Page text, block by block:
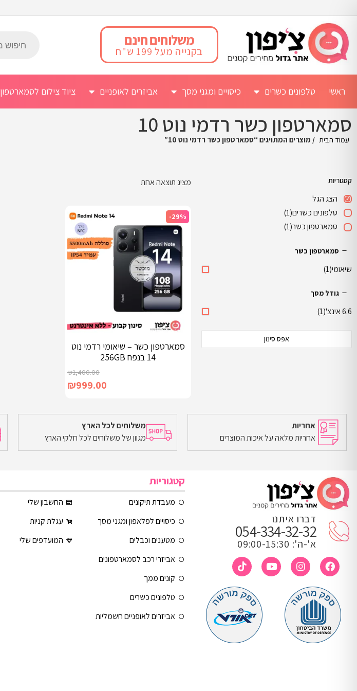
משלוחים חינם
בקנייה מעל 199 ש"ח
ראשי טלפונים כשרים כיסויים ומגני מסך אביזרים לאופניים ציוד צילום לסמארטפון
סמארטפון כשר רדמי נוט 10
עמוד הבית / מוצרים המתויגים “סמארטפון כשר רדמי נוט 10”
קטגוריות
הצג הגל
טלפונים כשרים(1)
סמארטפון כשר(1)
סמארטפון כשר
שיאומי(1)
גודל מסך
6.6 אינצ' (1)
אפס סינון
מציג תוצאה אחת
-29%
סמארטפון כשר – שיאומי רדמי נוט
14 בנפח 256GB
₪1,400.00
₪999.00
הוספה לסל
אחריות
אחריות מלאה על איכות המוצרים
משלוחים לכל הארץ
מגוון של משלוחים לכל חלקי הארץ
דברו איתנו
054-334-32-32
א'-ה': 09:00-15:30
קטגוריות
מעבדת תיקונים
כיסויים לפלאפון ומגני מסך
מטענים וכבלים
אביזרי רכב לסמארטפונים
קונים ממך
טלפונים כשרים
אביזרים לאופניים חשמליות
החשבון שלי
עגלת קניות
המועדפים שלי